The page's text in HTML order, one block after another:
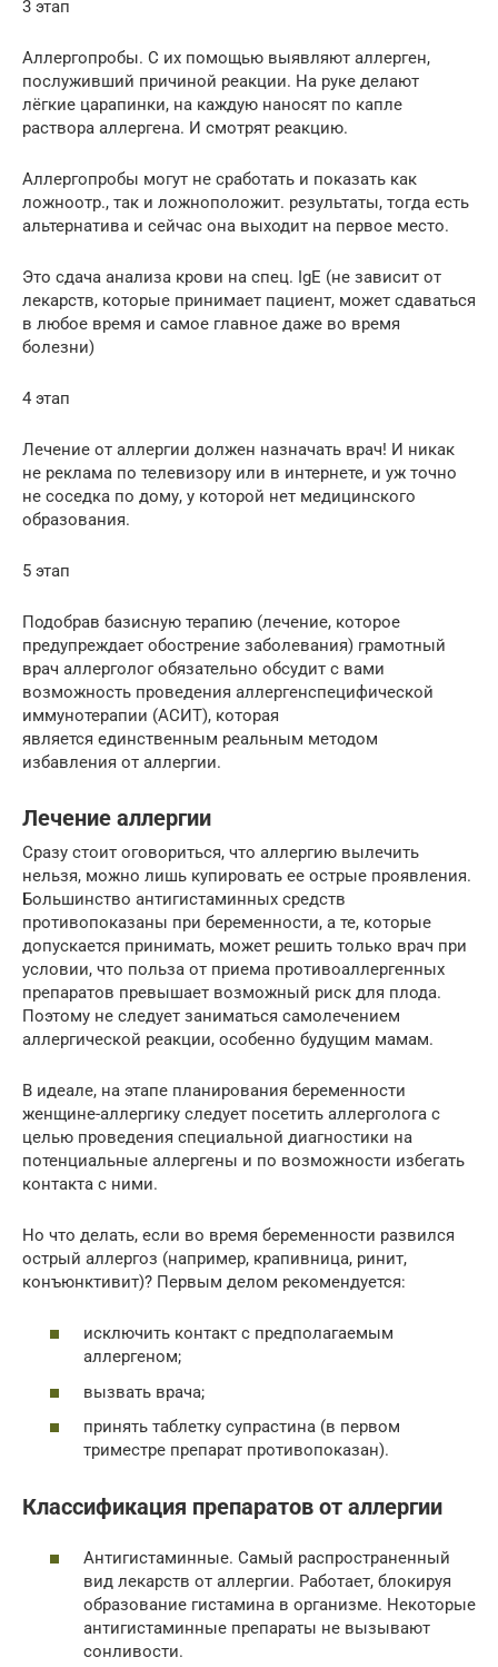
3 этап
Аллергопробы. С их помощью выявляют аллерген,
послуживший причиной реакции. На руке делают
лёгкие царапинки, на каждую наносят по капле
раствора аллергена. И смотрят реакцию.
Аллергопробы могут не сработать и показать как
ложноотр., так и ложноположит. результаты, тогда есть
альтернатива и сейчас она выходит на первое место.
Это сдача анализа крови на спец. IgE (не зависит от
лекарств, которые принимает пациент, может сдаваться
в любое время и самое главное даже во время
болезни)
4 этап
Лечение от аллергии должен назначать врач! И никак
не реклама по телевизору или в интернете, и уж точно
не соседка по дому, у которой нет медицинского
образования.
5 этап
Подобрав базисную терапию (лечение, которое
предупреждает обострение заболевания) грамотный
врач аллерголог обязательно обсудит с вами
возможность проведения аллергенспецифической
иммунотерапии (АСИТ), которая
является единственным реальным методом
избавления от аллергии.
Лечение аллергии
Сразу стоит оговориться, что аллергию вылечить
нельзя, можно лишь купировать ее острые проявления.
Большинство антигистаминных средств
противопоказаны при беременности, а те, которые
допускается принимать, может решить только врач при
условии, что польза от приема противоаллергенных
препаратов превышает возможный риск для плода.
Поэтому не следует заниматься самолечением
аллергической реакции, особенно будущим мамам.
В идеале, на этапе планирования беременности
женщине-аллергику следует посетить аллерголога с
целью проведения специальной диагностики на
потенциальные аллергены и по возможности избегать
контакта с ними.
Но что делать, если во время беременности развился
острый аллергоз (например, крапивница, ринит,
конъюнктивит)? Первым делом рекомендуется:
исключить контакт с предполагаемым
аллергеном;
вызвать врача;
принять таблетку супрастина (в первом
триместре препарат противопоказан).
Классификация препаратов от аллергии
Антигистаминные. Самый распространенный
вид лекарств от аллергии. Работает, блокируя
образование гистамина в организме. Некоторые
антигистаминные препараты не вызывают
сонливости.